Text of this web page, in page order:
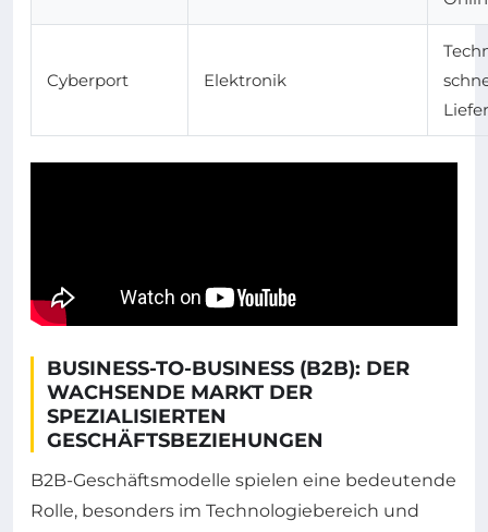
Cyberport Elektronik
BUSINESS-TO-BUSINESS (B2B): DER
WACHSENDE MARKT DER
SPEZIALISIERTEN
GESCHÄFTSBEZIEHUNGEN
B2B-Geschäftsmodelle spielen eine bedeutende
Rolle, besonders im Technologiebereich und